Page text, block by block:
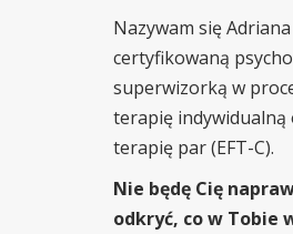
Nazywam się
certyfikowaną
superwizorką w
terapię indywidualną
terapię par (EFT-C).
Nie będę Cię
odkryć, co w Tobie